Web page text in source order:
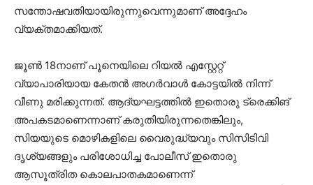
സന്തോഷവതിയായിരുന്നുവെന്നുമാണ് അദ്ദേഹം
വ്യക്തമാക്കിയത്.
ജൂൺ 18നാണ് പൂനെയിലെ റിയൽ എസ്റ്റേറ്റ്
വ്യാപാരിയായ കേതൻ അഗർവാൾ കോട്ടയിൽ നിന്ന്
വീണു മരിക്കുന്നത്. ആദ്യഘട്ടത്തിൽ ഇതൊരു ട്രെക്കിങ്
അപകടമാണെന്നാണ് കരുതിയിരുന്നതെങ്കിലും,
സിയയുടെ മൊഴികളിലെ വൈരുദ്ധ്യവും സിസിടിവി
ദൃശ്യങ്ങളും പരിശോധിച്ച പോലീസ് ഇതൊരു
ആസൂത്രിത കൊലപാതകമാണെന്ന്